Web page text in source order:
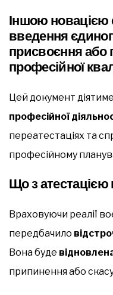
Іншою новацією
введення
присвоєння або
професійної
Цей документ діятиме
професійної
переатестаціях та
професійному
Що з атестацією
Враховуючи реалії
передбачило
Вона буде
припинення або